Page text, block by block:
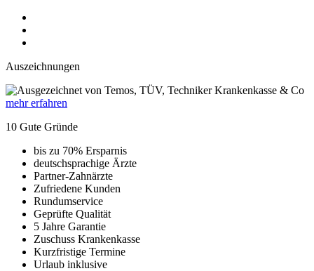
Auszeichnungen
mehr erfahren
10 Gute Gründe
bis zu 70% Ersparnis
deutschsprachige Ärzte
Partner-Zahnärzte
Zufriedene Kunden
Rundumservice
Geprüfte Qualität
5 Jahre Garantie
Zuschuss Krankenkasse
Kurzfristige Termine
Urlaub inklusive